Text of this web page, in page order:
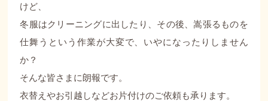
けど、
冬服はクリーニングに出したり、その後、嵩張るものを
仕舞うという作業が大変で、いやになったりしません
か？
そんな皆さまに朗報です。
衣替えやお引越しなどお片付けのご依頼も承ります。